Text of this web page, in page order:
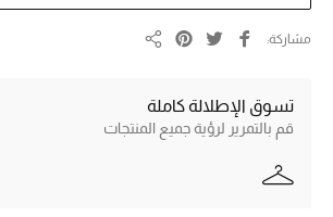
أحذية النسائية
الجمال
مشاركة
تسوق الإطلالة كاملة
قم بالتمرير لرؤية جميع المنتجات